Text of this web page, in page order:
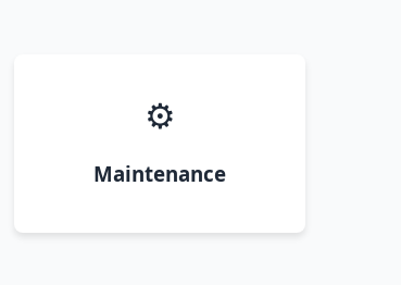
⚙️
Maintenance